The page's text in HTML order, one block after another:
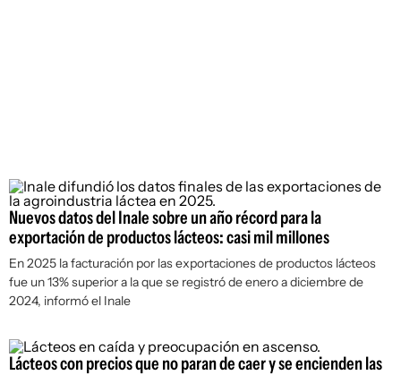
Nuevos datos del Inale sobre un año récord para la
exportación de productos lácteos: casi mil millones
En 2025 la facturación por las exportaciones de productos lácteos
fue un 13% superior a la que se registró de enero a diciembre de
2024, informó el Inale
Lácteos con precios que no paran de caer y se encienden las